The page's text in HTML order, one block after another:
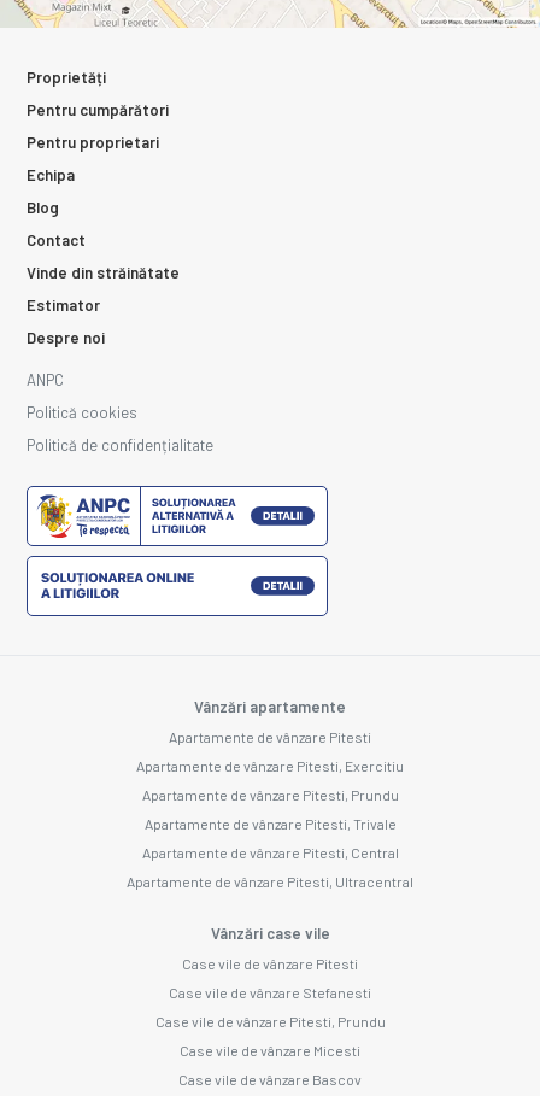
Proprietăți
Pentru cumpărători
Pentru proprietari
Echipa
Blog
Contact
Vinde din străinătate
Estimator
Despre noi
ANPC
Politică cookies
Politică de confidențialitate
Vânzări apartamente
Apartamente de vânzare Pitesti
Apartamente de vânzare Pitesti, Exercitiu
Apartamente de vânzare Pitesti, Prundu
Apartamente de vânzare Pitesti, Trivale
Apartamente de vânzare Pitesti, Central
Apartamente de vânzare Pitesti, Ultracentral
Vânzări case vile
Case vile de vânzare Pitesti
Case vile de vânzare Stefanesti
Case vile de vânzare Pitesti, Prundu
Case vile de vânzare Micesti
Case vile de vânzare Bascov